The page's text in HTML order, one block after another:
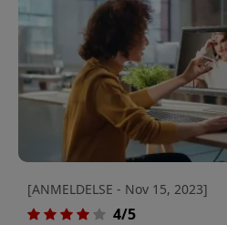
10.000 mAh kan virke
batteristørrelsen på nutidens
[ANMELDELSE - Nov 15, 2023]
4/5